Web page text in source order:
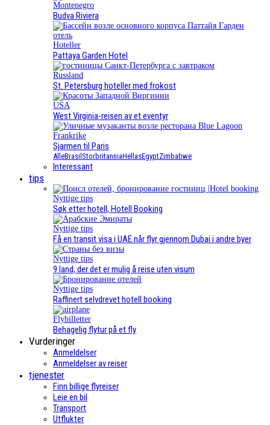
Montenegro
Budva Riviera
Hoteller
Pattaya Garden Hotel
Russland
St. Petersburg hoteller med frokost
USA
West Virginia-reisen av et eventyr
Frankrike
Sjarmen til Paris
AlleBrasil StorbritanniaHellasEgyptZimbabwe
Interessant
tips
Nyttige tips
Søk etter hotell, Hotell Booking
Nyttige tips
Få en transit visa i UAE når flyr gjennom Dubai i andre byer
Nyttige tips
9 land, der det er mulig å reise uten visum
Nyttige tips
Raffinert selvdrevet hotell booking
Flybilletter
Behagelig flytur på et fly
Vurderinger
Anmeldelser
Anmeldelser av reiser
tjenester
Finn billige flyreiser
Leie en bil
Transport
Utflukter